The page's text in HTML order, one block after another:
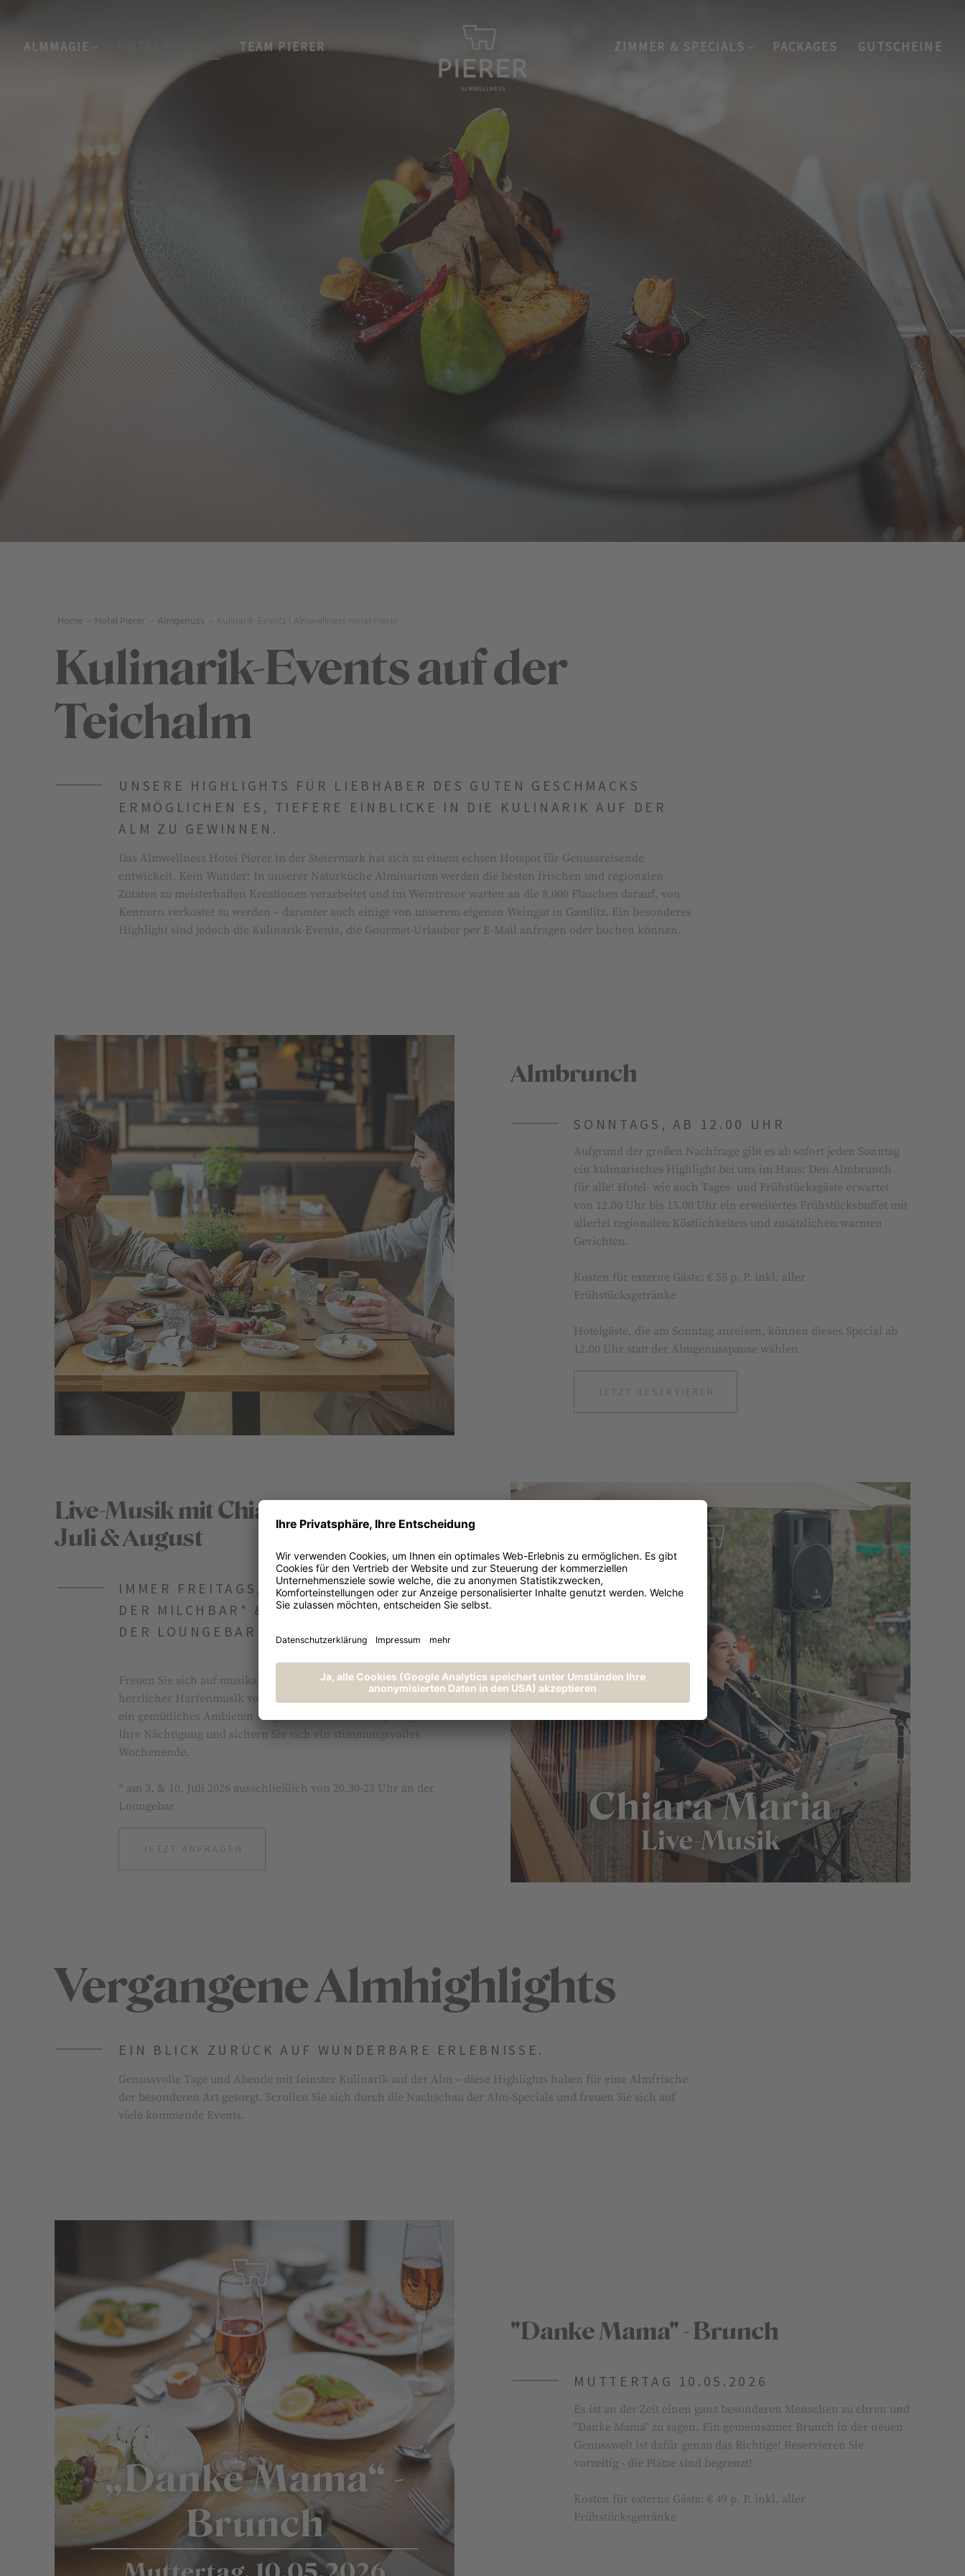
ALMMAGIE TEAM PIERER ZIMMER & SPECIALS PACKAGES GUTSCHEINE
Home Hotel Pierer Almgenuss
Kulinarik-Events auf der
Teichalm
UNSERE HIGHLIGHTS FÜR LIEBHABER DES GUTEN GESCHMACKS
ERMÖGLICHEN ES, TIEFERE EINBLICKE IN DIE KULINARIK AUF DER
ALM ZU GEWINNEN.
Das Almwellness Hotel Pierer in der Steiermark hat sich zu einem echten Hotspot für Genussreisende
entwickelt. Kein Wunder: In unserer Naturküche Alminarium werden die besten frischen und regionalen
Zutaten zu meisterhaften Kreationen verarbeitet und im Weintresor warten an die 8.000 Flaschen darauf, von
Kennern verkostet zu werden – darunter auch einige von unserem eigenen Weingut in Gamlitz. Ein besonderes
Highlight sind jedoch die Kulinarik-Events, die Gourmet-Urlauber per E-Mail anfragen oder buchen können.
Almbrunch
SONNTAGS, AB 12.00 UHR
Aufgrund der großen Nachfrage gibt es ab sofort jeden Sonntag
ein kulinarisches Highlight bei uns im Haus: Den Almbrunch
für alle! Hotel- wie auch Tages- und Frühstücksgäste erwartet
von 12.00 Uhr bis 15.00 Uhr ein erweitertes Frühstücksbuffet mit
allerlei regionalen Köstlichkeiten und zusätzlichen warmen
Gerichten.
Kosten für externe Gäste: € 55 p. P. inkl. aller
Frühstücksgetränke
Hotelgäste, die am Sonntag anreisen, können dieses Special ab
12.00 Uhr statt der Almgenusspause wählen.
JETZT RESERVIEREN
Live-Musik mit Chiara Maria |
Juli & August
IMMER FREITAGS, 16.00 -18.00 UHR AN
DER MILCHBAR* & 20.30 - 23.00 UHR AN
DER LOUNGEBAR
Freuen Sie sich auf musikalische Abende mit viel Stimmung und
herrlicher Harfenmusik von Chiara Maria, die im Sommer für
ein gemütliches Ambieten sorgen wird. Buchen Sie jetzt gleich
Ihre Nächtigung und sichern Sie sich ein stimmungsvolles
Wochenende.
* am 3. & 10. Juli 2026 ausschließlich von 20.30-23 Uhr an der
Loungebar
JETZT ANFRAGEN
Vergangene Almhighlights
EIN BLICK ZURÜCK AUF WUNDERBARE ERLEBNISSE.
Genussvolle Tage und Abende mit feinster Kulinarik auf der Alm – diese Highlights haben für eine Almfrische
der besonderen Art gesorgt. Scrollen Sie sich durch die Nachschau der Alm-Specials und freuen Sie sich auf
viele kommende Events.
"Danke Mama" - Brunch
MUTTERTAG 10.05.2026
Es ist an der Zeit einen ganz besonderen Menschen zu ehren und
"Danke Mama" zu sagen. Ein gemeinsamer Brunch in der neuen
Genusswelt ist dafür genau das Richtige! Reservieren Sie
vorzeitig - die Plätze sind begrenzt!
Kosten für externe Gäste: € 49 p. P. inkl. aller
Frühstücksgetränke